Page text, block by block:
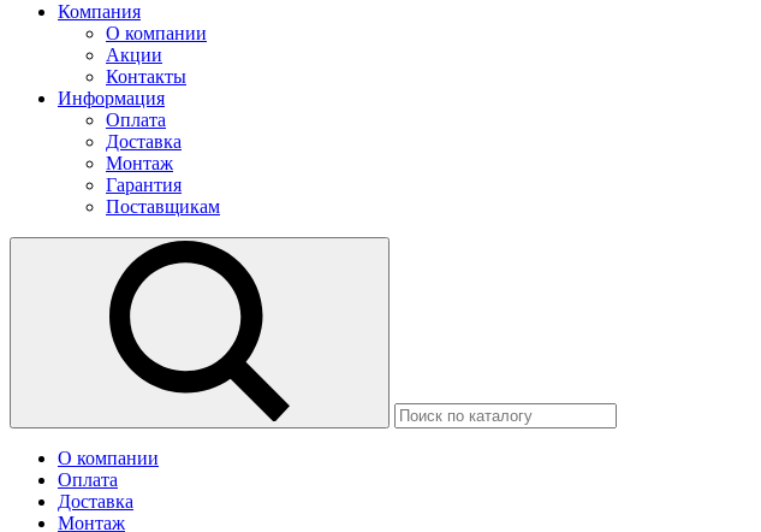
Компания
О компании
Акции
Контакты
Информация
Оплата
Доставка
Монтаж
Гарантия
Поставщикам
О компании
Оплата
Доставка
Монтаж